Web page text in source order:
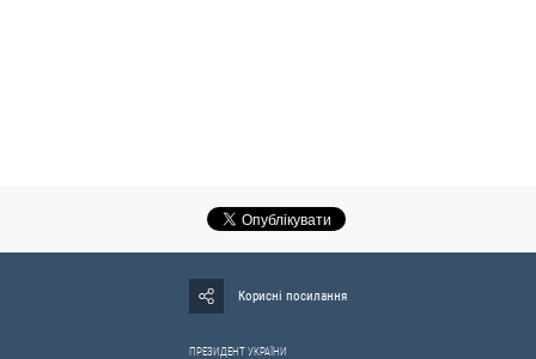
Корисні посилання
ПРЕЗИДЕНТ УКРАЇНИ